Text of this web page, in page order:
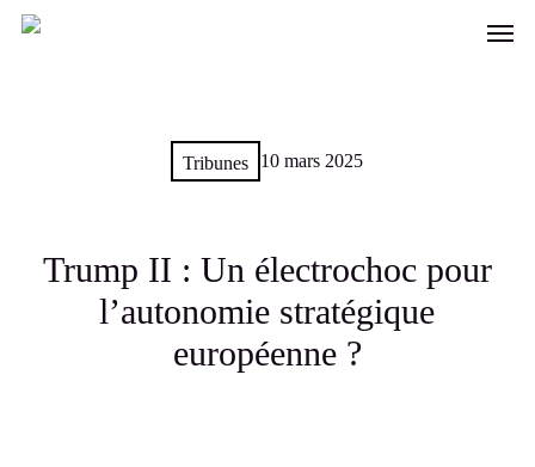
Skip
Menu
Tribunes 10 mars 2025
Trump II : Un électrochoc pour
l’autonomie stratégique
européenne ?